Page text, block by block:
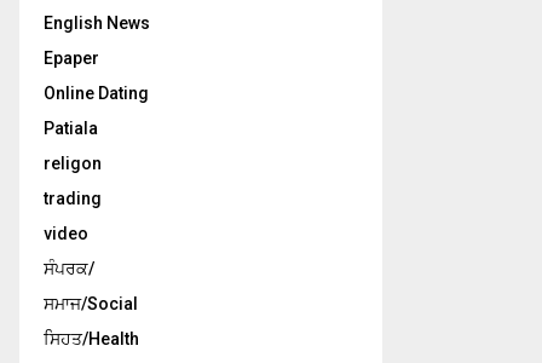
English News
Epaper
Online Dating
Patiala
religon
trading
video
ਸੰਪਰਕ/
ਸਮਾਜ/Social
ਸਿਹਤ/Health